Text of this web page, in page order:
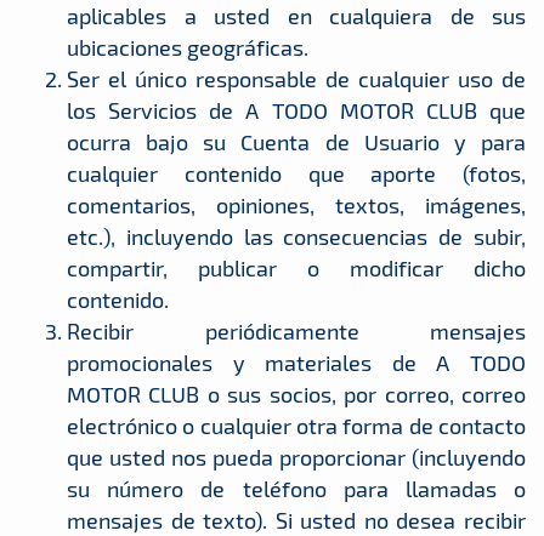
aplicables a usted en cualquiera de sus
ubicaciones geográficas.
Ser el único responsable de cualquier uso de
los Servicios de A TODO MOTOR CLUB que
ocurra bajo su Cuenta de Usuario y para
cualquier contenido que aporte (fotos,
comentarios, opiniones, textos, imágenes,
etc.), incluyendo las consecuencias de subir,
compartir, publicar o modificar dicho
contenido.
Recibir periódicamente mensajes
promocionales y materiales de A TODO
MOTOR CLUB o sus socios, por correo, correo
electrónico o cualquier otra forma de contacto
que usted nos pueda proporcionar (incluyendo
su número de teléfono para llamadas o
mensajes de texto). Si usted no desea recibir